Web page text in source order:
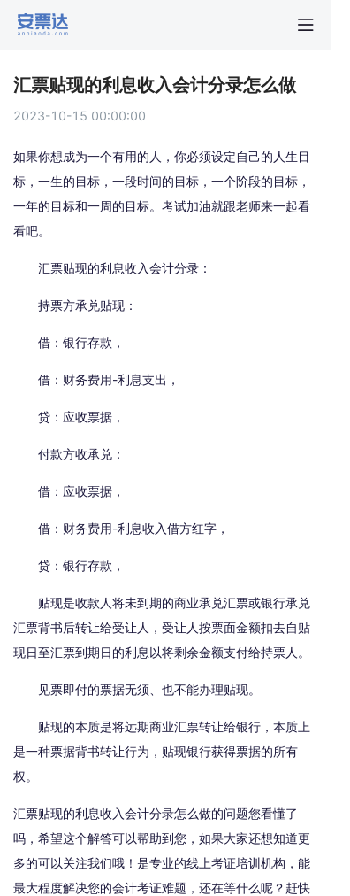
汇票贴现的利息收入会计分录怎么做
2023-10-15 00:00:00
如果你想成为一个有用的人，你必须设定自己的人生目
标，一生的目标，一段时间的目标，一个阶段的目标，
一年的目标和一周的目标。考试加油就跟老师来一起看
看吧。
汇票贴现的利息收入会计分录：
持票方承兑贴现：
借：银行存款，
借：财务费用-利息支出，
贷：应收票据，
付款方收承兑：
借：应收票据，
借：财务费用-利息收入借方红字，
贷：银行存款，
贴现是收款人将未到期的商业承兑汇票或银行承兑
汇票背书后转让给受让人，受让人按票面金额扣去自贴
现日至汇票到期日的利息以将剩余金额支付给持票人。
见票即付的票据无须、也不能办理贴现。
贴现的本质是将远期商业汇票转让给银行，本质上
是一种票据背书转让行为，贴现银行获得票据的所有
权。
汇票贴现的利息收入会计分录怎么做的问题您看懂了
吗，希望这个解答可以帮助到您，如果大家还想知道更
多的可以关注我们哦！是专业的线上考证培训机构，能
最大程度解决您的会计考证难题，还在等什么呢？赶快